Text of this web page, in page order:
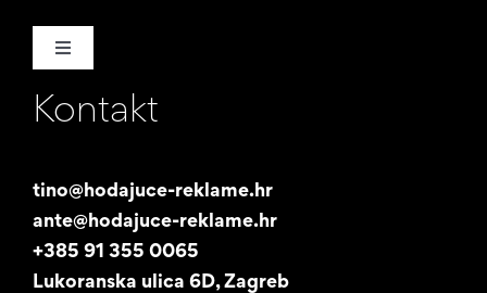
Toggle
Naša priča
Studentski posao
Kontakt
tino@hodajuce-reklame.hr
ante@hodajuce-reklame.hr
+385 91 355 0065
Lukoranska ulica 6D, Zagreb